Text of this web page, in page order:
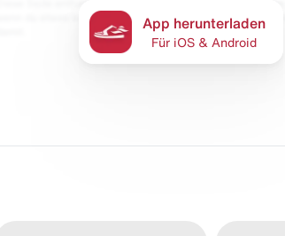
wenn du etwas kaufst. Für dich bleibt der Preis gleich und
App herunterladen
Für iOS & Android